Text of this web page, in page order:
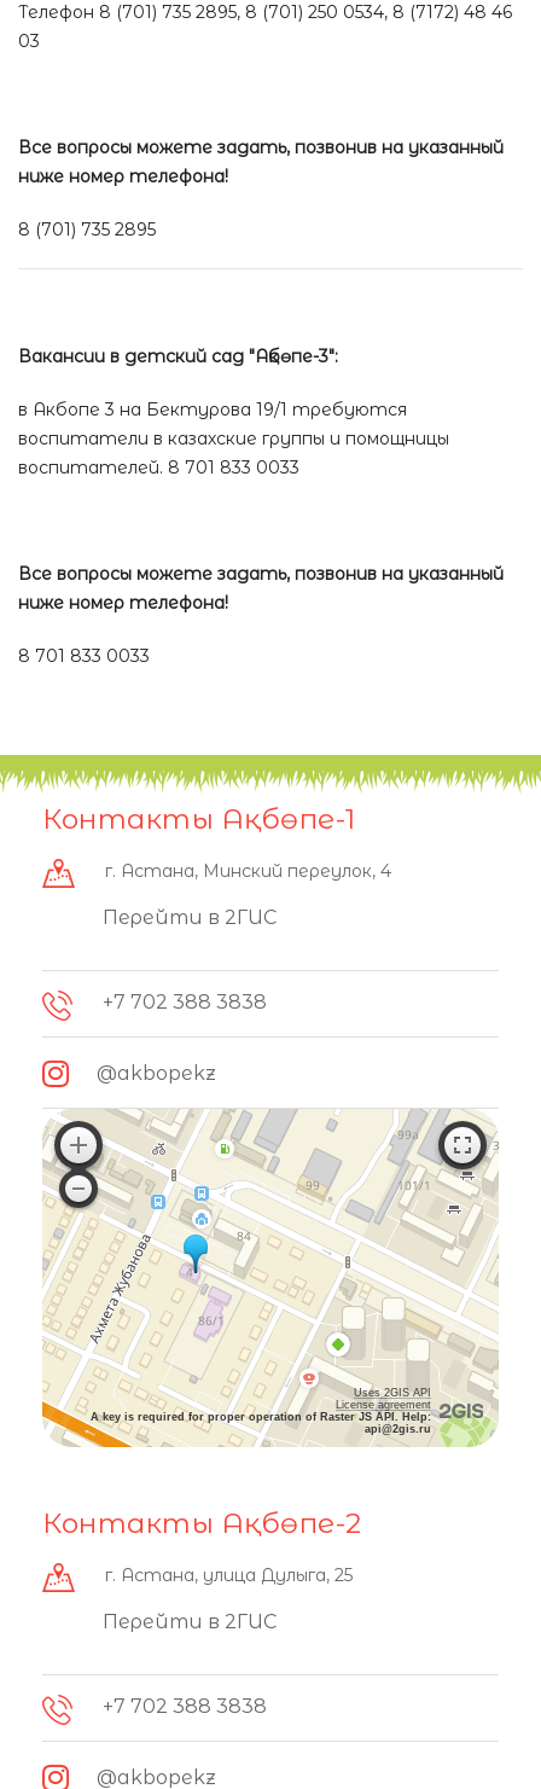
Телефон 8 (701) 735 2895, 8 (701) 250 0534, 8 (7172) 48 46
03
Все вопросы можете задать, позвонив на указанный
ниже номер телефона!
8 (701) 735 2895
Вакансии в детский сад "Ақбөпе-3":
в Акбопе 3 на Бектурова 19/1 требуются
воспитатели в казахские группы и помощницы
воспитателей. 8 701 833 0033
Все вопросы можете задать, позвонив на указанный
ниже номер телефона!
8 701 833 0033
Контакты Ақбөпе-1
г. Астана, Минский переулок, 4
Перейти в 2ГИС
+7 702 388 3838
@akbopekz
Uses 2GIS API
License agreement
A key is required for proper operation of Raster JS API. Help:
api@2gis.ru
Контакты Ақбөпе-2
г. Астана, улица Дулыга, 25
Перейти в 2ГИС
+7 702 388 3838
@akbopekz